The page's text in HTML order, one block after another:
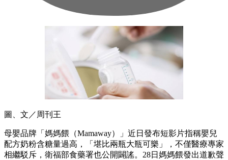
圖、文／周刊王
母嬰品牌「媽媽餵（Mamaway）」近日發布短影片指稱嬰兒
配方奶粉含糖量過高，「堪比兩瓶大瓶可樂」，不僅醫療專家
相繼駁斥，衛福部食藥署也公開闢謠。28日媽媽餵發出道歉聲